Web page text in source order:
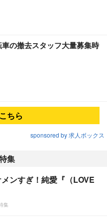
の撤去スタッフ大量募集時
ちら
sponsored by 求人ボックス
集
ンすぎ！純愛『（LOVE
集